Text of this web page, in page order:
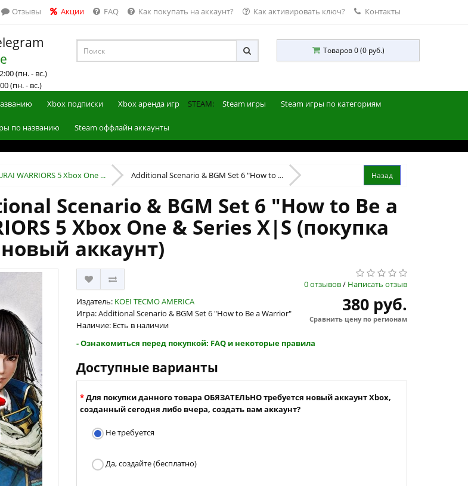
Отзывы Акции FAQ Как покупать на аккаунт? Как активировать ключ? Контакты
(пн. - вс.)
(пн. - вс.)
Товаров 0 (0 руб.)
Xbox подписки Xbox аренда игр STEAM: Steam игры Steam игры по категориям
по названию Steam оффлайн аккаунты
WARRIORS 5 Xbox One ... Additional Scenario & BGM Set 6 "How to ...
Scenario & BGM Set 6 "How to Be a
5 Xbox One & Series X|S (покупка
аккаунт)
0 отзывов/ Написать отзыв
Издатель: KOEI TECMO AMERICA
Игра: Additional Scenario & BGM Set 6 "How to Be a Warrior"
Наличие: Есть в наличии
380 руб.
Сравнить цену по регионам
- Ознакомиться перед покупкой: FAQ и некоторые правила
Доступные варианты
Для покупки данного товара ОБЯЗАТЕЛЬНО требуется новый аккаунт Xbox,
созданный сегодня либо вчера, создать вам аккаунт?
Не требуется
Да, создайте (бесплатно)